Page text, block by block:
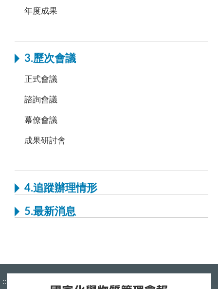
年度成果
3.歷次會議
正式會議
諮詢會議
幕僚會議
成果研討會
4.追蹤辦理情形
5.最新消息
:::